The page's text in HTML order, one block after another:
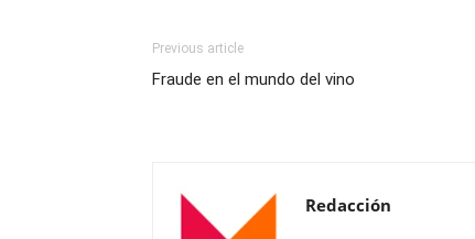
Previous article
Fraude en el mundo del vino
Redacción